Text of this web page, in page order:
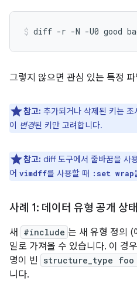
diff -r -N -U0 good
그렇지 않으면 관심 있는 특정
참고: 추가되거나 삭제된 키는
이
변경된 키만 고려합니다.
참고: diff 도구에서 줄바꿈을 사
어 vimdff를 사용할 때 :set wrap
사례 1: 데이터 유형 공개 상
새 #include 는 새 유형 정의 (
일로 가져올 수 있습니다. 이 경
명이 빈
structure_type
니다.